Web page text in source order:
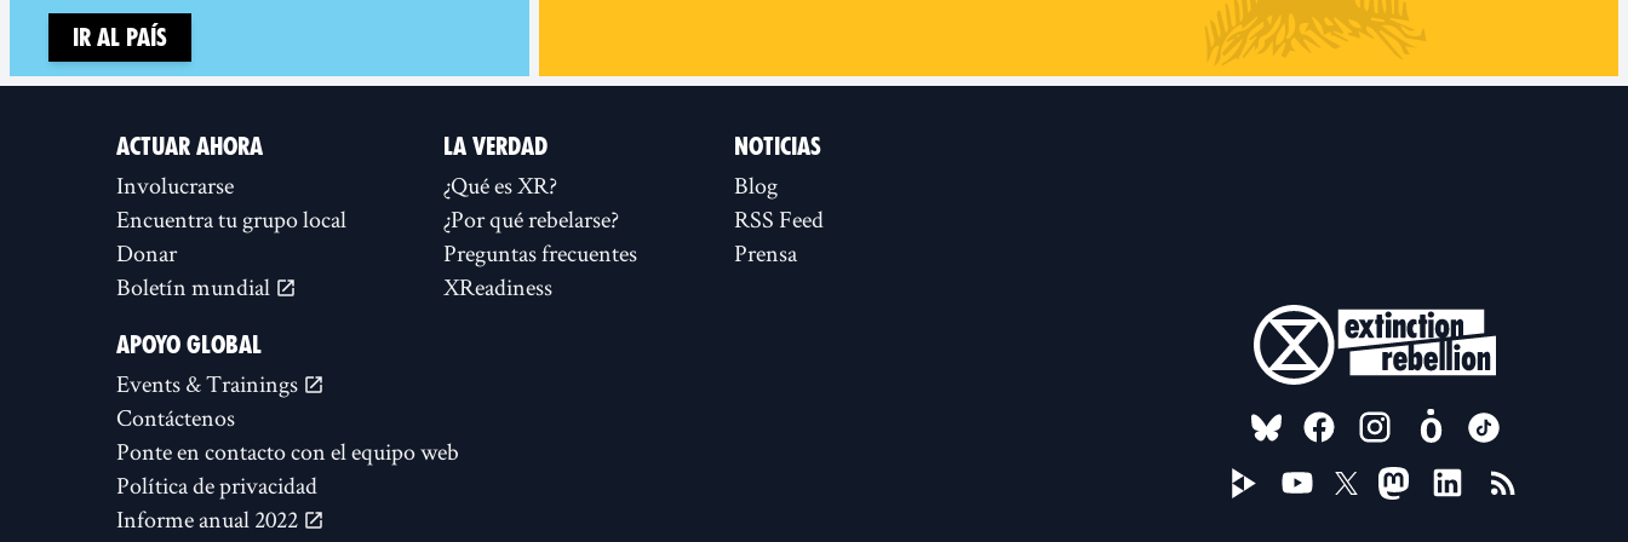
Ir al país
ACTUAR AHORA
Involucrarse
Encuentra tu grupo local
Donar
Boletín mundial
LA VERDAD
¿Qué es XR?
¿Por qué rebelarse?
Preguntas frecuentes
XReadiness
NOTICIAS
Blog
RSS Feed
Prensa
APOYO GLOBAL
Events & Trainings
Contáctenos
Ponte en contacto con el equipo web
Política de privacidad
Informe anual 2022
FOLLOW US ON